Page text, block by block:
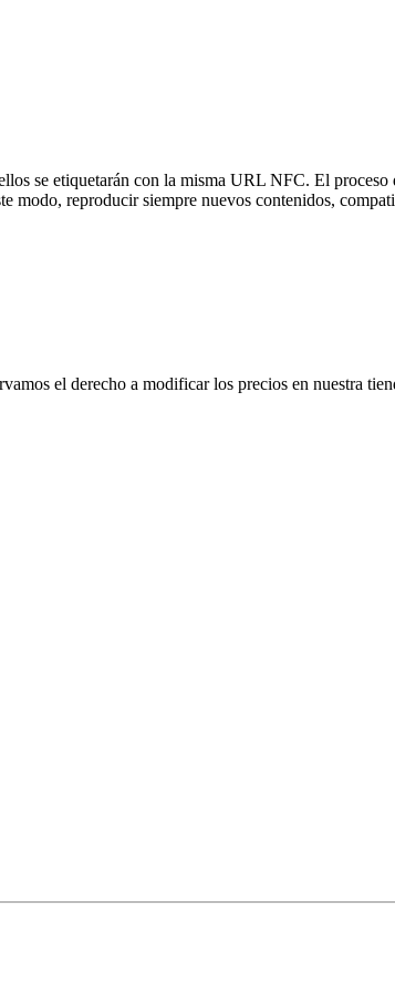
se etiquetarán con la misma URL NFC. El proceso
modo, reproducir siempre nuevos contenidos,
el derecho a modificar los precios en nuestra